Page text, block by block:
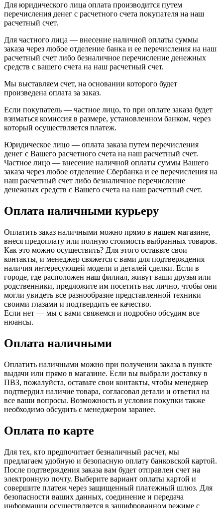
Для юридического лица оплата производится путем
перечисления денег с расчетного счета покупателя на наш
расчетный счет.
Для частного лица — внесение наличной оплаты суммы
заказа через любое отделение банка и ее перечисления на наш
расчетный счет либо безналичное перечисление денежных
средств с вашего счета на наш расчетный счет.
Мы выставляем счет, на основании которого будет
произведена оплата за заказ.
Если покупатель — частное лицо, то при оплате заказа будет
взиматься комиссия в размере, установленном банком, через
который осуществляется платеж.
Юридическое лицо — оплата заказа путем перечисления
денег с Вашего расчетного счета на наш расчетный счет.
Частное лицо — внесение наличной оплаты суммы Вашего
заказа через любое отделение Сбербанка и ее перечисления на
наш расчетный счет либо безналичное перечисление
денежных средств с Вашего счета на наш расчетный счет.
Оплата наличными курьеру
Оплатить заказ наличными можно прямо в нашем магазине,
внеся предоплату или полную стоимость выбранных товаров.
Как это можно осуществить? Для этого оставьте свои
контакты, и менеджер свяжется с вами для подтверждения
наличия интересующей модели и деталей сделки. Если в
городе, где расположен наш филиал, живут ваши друзья или
родственники, предложите им посетить нас лично, чтобы они
могли увидеть все разнообразие представленной техники
своими глазами и подтвердить ее качество.
Если нет — мы с вами свяжемся и подробно обсудим все
нюансы.
Оплата наличными
Оплатить наличными можно при получении заказа в пункте
выдачи или прямо в магазине. Если вы выбрали доставку в
ПВЗ, пожалуйста, оставьте свои контакты, чтобы менеджер
подтвердил наличие товара, согласовал детали и ответил на
все ваши вопросы. Возможность и условия покупки также
необходимо обсудить с менеджером заранее.
Оплата по карте
Для тех, кто предпочитает безналичный расчет, мы
предлагаем удобную и безопасную оплату банковской картой.
После подтверждения заказа вам будет отправлен счет на
электронную почту. Выберите вариант оплаты картой и
совершите платеж через защищенный платежный шлюз. Для
безопасности ваших данных, соединение и передача
информации осуществляется в зашифрованном режиме с